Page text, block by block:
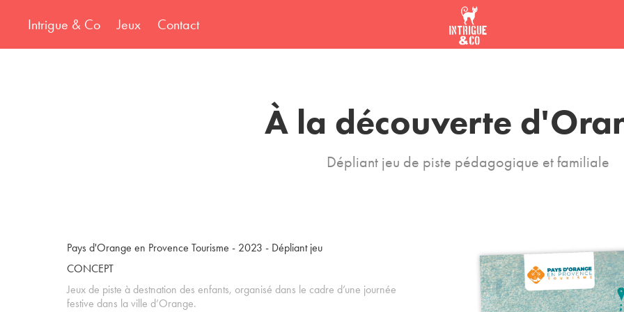
Intrigue & Co Jeux Contact
À la découverte
Dépliant jeu de piste pédagogique et familiale
Pays d'Orange en Provence Tourisme - 2023 - Dépliant jeu
CONCEPT
Jeux de piste à destnation des enfants, organisé dans le cadre d’une journée
festive dans la ville d’Orange.